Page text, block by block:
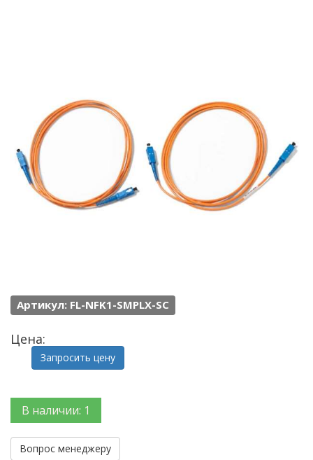
Артикул: FL-NFK1-SMPLX-SC
Цена:
Запросить цену
В наличии: 1
Вопрос менеджеру